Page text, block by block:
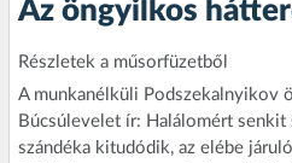
Az öngyilkos
Részletek a műsorfüzetből
A munkanélküli Podszekalnyikov
Búcsúlevelet ír: Halálomért senkit
szándéka kitudódik, az elébe